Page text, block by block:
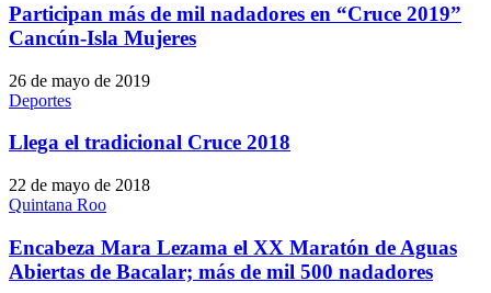
Participan más de mil nadadores en “Cruce 2019”
Cancún-Isla Mujeres
26 de mayo de 2019
Deportes
Llega el tradicional Cruce 2018
22 de mayo de 2018
Quintana Roo
Encabeza Mara Lezama el XX Maratón de Aguas
Abiertas de Bacalar; más de mil 500 nadadores